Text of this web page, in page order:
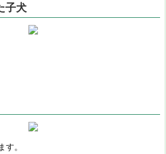
子犬
。